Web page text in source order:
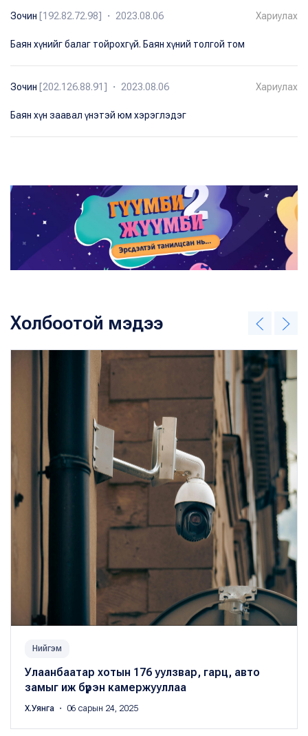
Зочин [192.82.72.98] ・ 2023.08.06 Хариулах
Баян хүнийг балаг тойрохгүй. Баян хүний толгой том
Зочин [202.126.88.91] ・ 2023.08.06 Хариулах
Баян хүн заавал үнэтэй юм хэрэглэдэг
Холбоотой мэдээ
Нийгэм
Улаанбаатар хотын 176 уулзвар, гарц, авто
замыг иж бүрэн камержууллаа
Х.Уянга ・ 06 сарын 24, 2025